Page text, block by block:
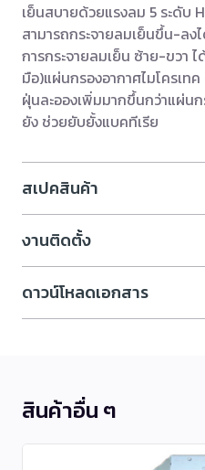
เย็นสบายด้วยแรงลม 5 ระดับ
สามารถกระจายลมเย็นขึ้น-ลง
การกระจายลมเย็น ซ้าย-ขวา
มือ)แผ่นกรองอากาศไมโครเ
ฝุ่นละอองเพิ่มมากขึ้นกว่าแผ่น
ยัง ช่วยยับยั้งแบคทีเรีย
สเปคสินค้า
งานติดตั้ง
ดาวน์โหลดเอกสาร
สินค้าอื่น ๆ